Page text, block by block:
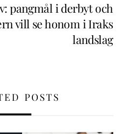
pangmål i derbyt och
vill se honom i Iraks
landslag
POSTS